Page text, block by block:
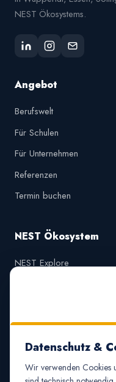
NEST Ökosystems.
Angebot
Berufswelt
Für Schulen
Für Unternehmen
Referenzen
Termin buchen
NEST Ökosystem
NEST Explore
Blog
Partner-Login
Datenschutz &
Wir verwenden Cookies